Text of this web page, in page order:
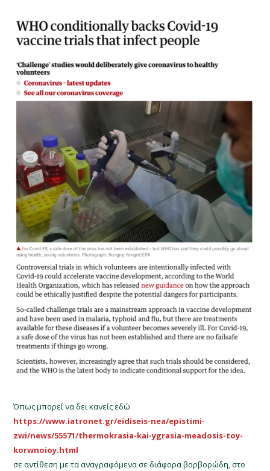
Όπως μπορεί να δει κανείς εδώ
https://www.iatronet.gr/eidiseis-nea/epistimi-
zwi/news/55571/thermokrasia-kai-ygrasia-meadosis-toy-
korwnoioy.html
σε αντίθεση με τα αναγραφόμενα σε διάφορα βορβορώδη, στο